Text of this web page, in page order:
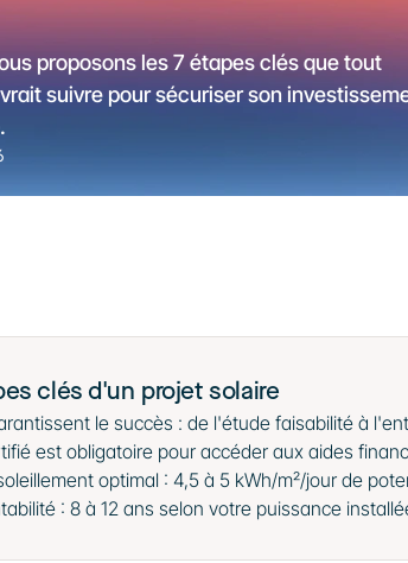
proposons les 7 étapes clés que tout
suivre pour sécuriser son
clés d'un projet solaire
le succès : de l'étude faisabilité à
est obligatoire pour accéder aux aides
optimal : 4,5 à 5 kWh/m²/jour de
: 8 à 12 ans selon votre puissance